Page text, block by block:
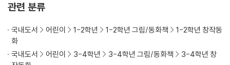
관련 분류
국내도서 어린이 1-2학년 1-2학년 그림/동화책
1-2학년 창작동
화
국내도서
어린이 3-4학년 3-4학년 그림/동화책
3-4학년 창